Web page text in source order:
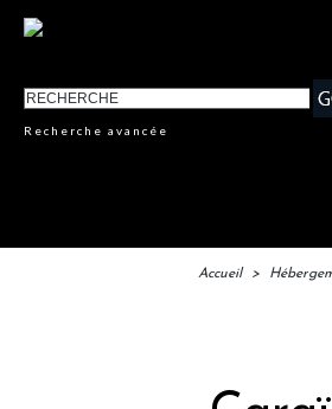
Recherche avancée
Accueil >